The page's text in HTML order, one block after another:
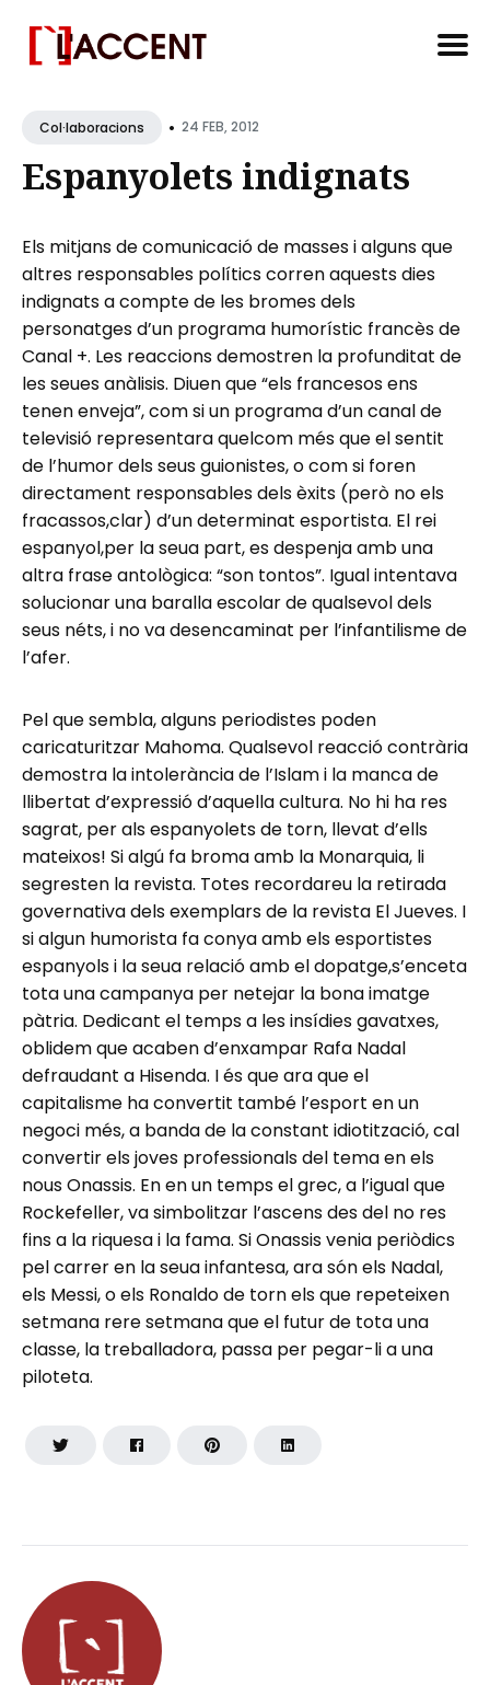
forCol·laboracions • 24 FEB, 2012
Espanyolets indignats
Els mitjans de comunicació de masses i alguns que
altres responsables polítics corren aquests dies
indignats a compte de les bromes dels
personatges d’un programa humorístic francès de
Canal +. Les reaccions demostren la profunditat de
les seues anàlisis. Diuen que “els francesos ens
tenen enveja”, com si un programa d’un canal de
televisió representara quelcom més que el sentit
de l’humor dels seus guionistes, o com si foren
directament responsables dels èxits (però no els
fracassos,clar) d’un determinat esportista. El rei
espanyol,per la seua part, es despenja amb una
altra frase antològica: “son tontos”. Igual intentava
solucionar una baralla escolar de qualsevol dels
seus néts, i no va desencaminat per l’infantilisme de
l’afer.
Pel que sembla, alguns periodistes poden
caricaturitzar Mahoma. Qualsevol reacció contrària
demostra la intolerància de l’Islam i la manca de
llibertat d’expressió d’aquella cultura. No hi ha res
sagrat, per als espanyolets de torn, llevat d’ells
mateixos! Si algú fa broma amb la Monarquia, li
segresten la revista. Totes recordareu la retirada
governativa dels exemplars de la revista El Jueves. I
si algun humorista fa conya amb els esportistes
espanyols i la seua relació amb el dopatge,s’enceta
tota una campanya per netejar la bona imatge
pàtria. Dedicant el temps a les insídies gavatxes,
oblidem que acaben d’enxampar Rafa Nadal
defraudant a Hisenda. I és que ara que el
capitalisme ha convertit també l’esport en un
negoci més, a banda de la constant idiotització, cal
convertir els joves professionals del tema en els
nous Onassis. En en un temps el grec, a l’igual que
Rockefeller, va simbolitzar l’ascens des del no res
fins a la riquesa i la fama. Si Onassis venia periòdics
pel carrer en la seua infantesa, ara són els Nadal,
els Messi, o els Ronaldo de torn els que repeteixen
setmana rere setmana que el futur de tota una
classe, la treballadora, passa per pegar-li a una
piloteta.